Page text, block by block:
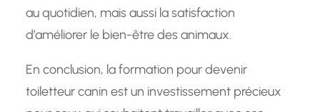
au quotidien, mais aussi la satisfaction
d’améliorer le bien-être des animaux.
En conclusion, la formation pour devenir
toiletteur canin est un investissement précieux